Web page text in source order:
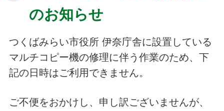
のお知らせ
つくばみらい市役所 伊奈庁舎に設置している
マルチコピー機の修理に伴う作業のため、下
記の日時はご利用できません。
ご不便をおかけし、申し訳ございませんが、